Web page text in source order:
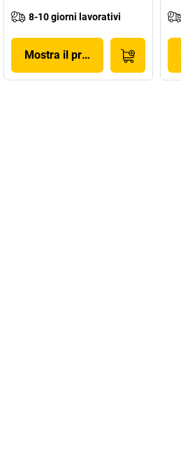
8-10 giorni lavorativi
Mostra il prodotto